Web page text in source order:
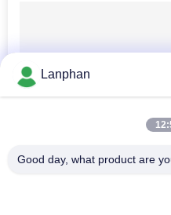
Lanphan
Good day, what product are